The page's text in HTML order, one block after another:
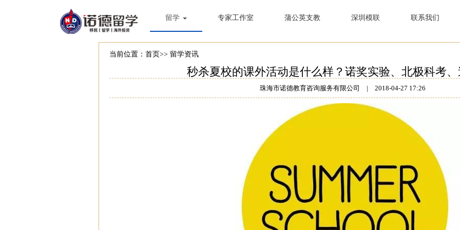
留学 专家工作室 蒲公英支教 深圳模联 联系我们
当前位置： 首页>> 留学资讯
秒杀夏校的课外活动是什么样？诺奖实验、北极科考
珠海市诺德教育咨询服务有限公司 | 2018-04-27 17:26